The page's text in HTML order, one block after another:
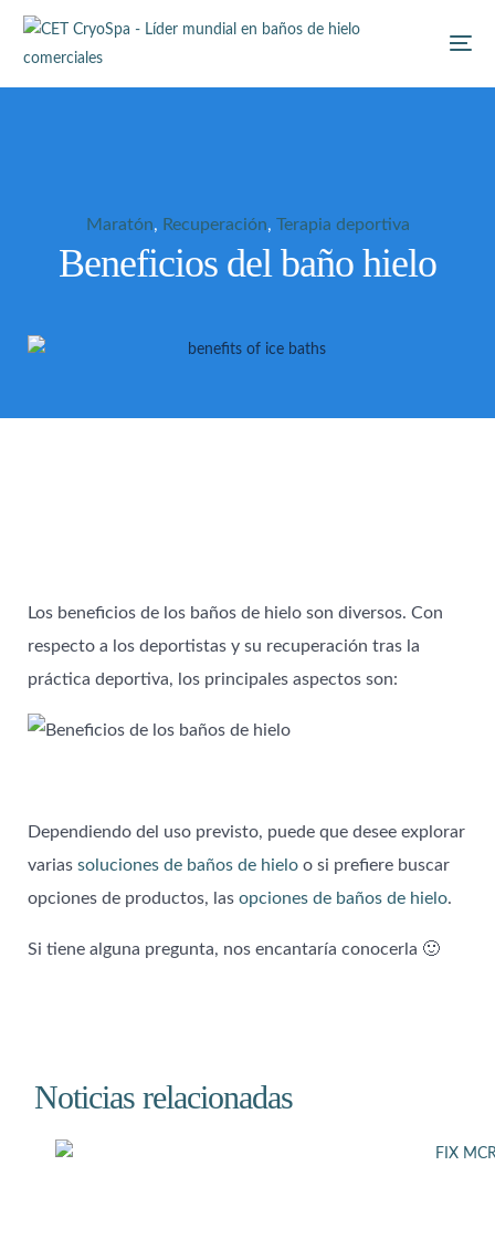
Maratón, Recuperación, Terapia deportiva
Beneficios del baño hielo
Los beneficios de los baños de hielo son diversos. Con
respecto a los deportistas y su recuperación tras la
práctica deportiva, los principales aspectos son:
Dependiendo del uso previsto, puede que desee explorar
variassoluciones de baños de hielo o si prefiere buscar
opciones de productos, lasopciones de baños de hielo.
Si tiene alguna pregunta, nos encantaría conocerla 🙂
Noticias relacionadas